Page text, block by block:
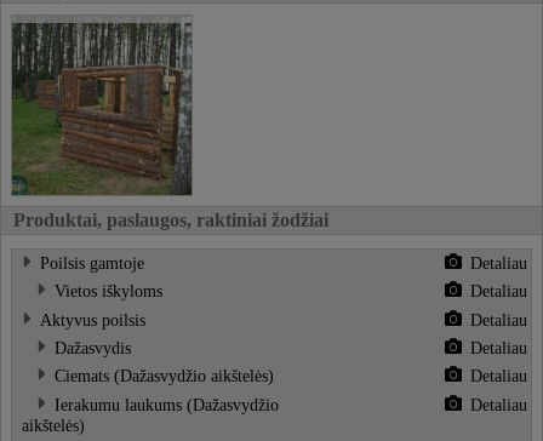
Produktai, paslaugos, raktiniai žodžiai
Poilsis gamtoje
Detaliau
Vietos iškyloms
Detaliau
Aktyvus poilsis
Detaliau
Dažasvydis
Detaliau
Ciemats (Dažasvydžio aikštelės)
Detaliau
Ierakumu laukums (Dažasvydžio
aikštelės)
Detaliau